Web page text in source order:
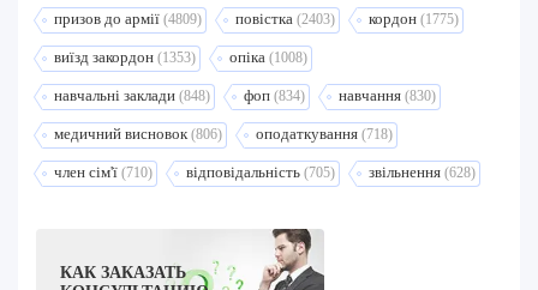
призов до армії (4809) повістка (2403) кордон (1775)
виїзд закордон (1353) опіка (1008)
навчальні заклади (848) фоп (834) навчання (830)
медичний висновок (806) оподаткування (718)
член сім'ї (710) відповідальність (705) звільнення (628)
КАК ЗАКАЗАТЬ